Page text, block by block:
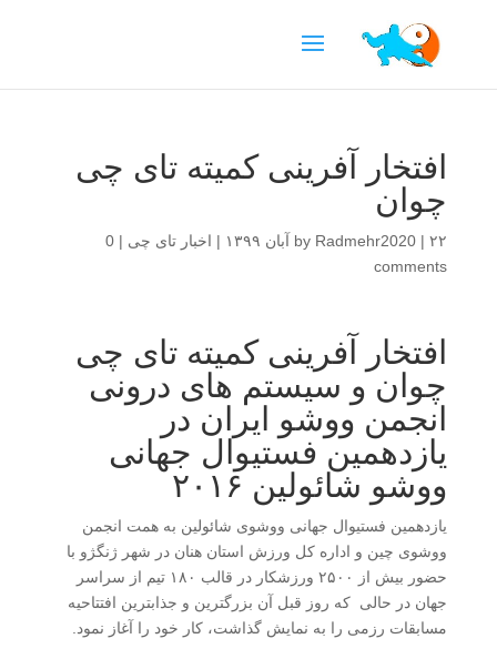
افتخار آفرینی کمیته تای چی
چوان
by Radmehr2020 |۲۲ آبان ۱۳۹۹ | اخبار تای چی |
0
comments
افتخار آفرینی کمیته تای چی
چوان و سیستم های درونی
انجمن ووشو ایران در
یازدهمین فستیوال جهانی
ووشو شائولین ۲۰۱۶
یازدهمین فستیوال جهانی ووشوی شائولین به همت انجمن
ووشوی چین و اداره کل ورزش استان هنان در شهر ژنگژو با
حضور بیش از ۲۵۰۰ ورزشکار در قالب ۱۸۰ تیم از سراسر
جهان در حالی که روز قبل آن بزرگترین و جذابترین افتتاحیه
مسابقات رزمی را به نمایش گذاشت، کار خود را آغاز نمود.